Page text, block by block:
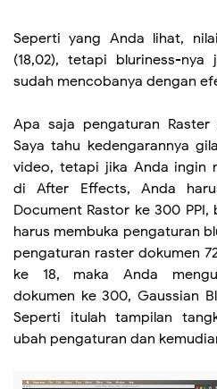
Seperti yang Anda lihat,
(18,02), tetapi bluriness-
sudah mencobanya dengan
Apa saja pengaturan
Saya tahu kedengarannya
video, tetapi jika Anda ingin
di After Effects, Anda
Document Rastor ke 300 PPI,
harus membuka pengaturan
pengaturan raster dokumen
ke 18, maka Anda
dokumen ke 300, Gaussian
Seperti itulah tampilan
ubah pengaturan dan